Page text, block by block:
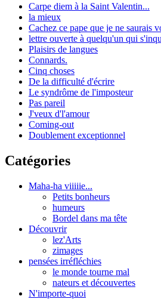
Carpe diem à la Saint Valentin...
la mieux
Cachez ce pape que je ne saurais
lettre ouverte à quelqu'un qui
Plaisirs de langues
Connards.
Cinq choses
De la difficulté d'écrire
Le syndrôme de l'imposteur
Pas pareil
J'veux d'l'amour
Coming-out
Doublement exceptionnel
Catégories
Maha-ha viiiiie...
Petits bonheurs
humeurs
Bordel dans ma tête
Découvrir
lez'Arts
zimages
pensées irréfléchies
le monde tourne mal
nateurs et découvertes
N'importe-quoi